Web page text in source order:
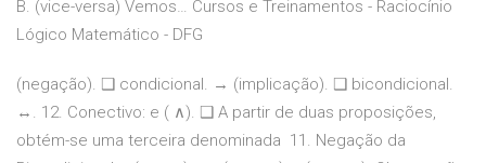
B. (vice-versa) Vemos… Cursos e Treinamentos - Raciocínio
Lógico Matemático - DFG
(negação). ❑ condicional. → (implicação). ❑ bicondicional.
↔. 12. Conectivo: e ( ∧). ❑ A partir de duas proposições,
obtém-se uma terceira denominada 11. Negação da